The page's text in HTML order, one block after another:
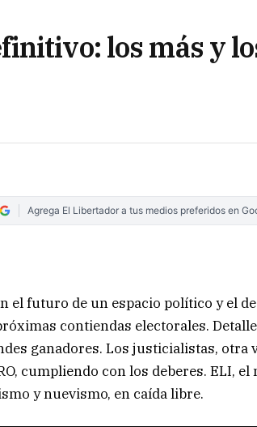
los más y
Agrega El Libertador a tus medios preferidos en
el futuro de un espacio político y el
contiendas electorales.
ganadores. Los justicialistas, otra
cumpliendo con los deberes. ELI,
y nuevismo, en caída libre.